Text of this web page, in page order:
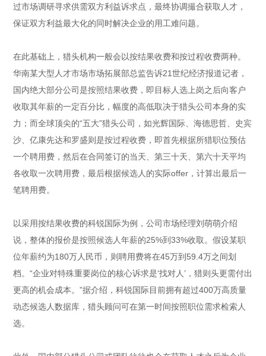
过市场调研寻求供需双方利益诉求点，最终协调撮合获取人才，
保证双方利益最大化的同时解决企业的用工难问题。
在此基础上，猎头机构一般会以按结果收费和按过程收费两种。
华南某大型人才市场市场拓展部总监告诉21世纪经济报道记者，
国内绝大部分公司是按照结果收费，即目标人选上岗之后向客户
收取其年薪的一定百分比，幅度的高低取决于猎头公司本身的实
力；而全球顶尖的“五大”猎头公司，如光辉国际、海德思哲、史宾
沙、亿康先达和罗盛则是按过程收费，即首先根据所猎职位预估
一个聘用费，然后在合同签订的当天、第三十天、第六十天平均
各收取一次聘用费，最后根据候选人的实际offer，计算出最后一
笔聘用费。
以采用按结果收费的科锐国际为例，公司市场经理刘萌萌介绍
说，整体的报价是按照候选人年薪的25%到33%收取。假设某职
位年薪约为180万人民币，则聘用费将在45万到59.4万之间划
档。“企业对特殊重要岗位的核心诉求是‘找对人’，猎则头更需付出
更高的机会成本。”据介绍，科锐国际目前拥有超过400万高质量
动态候选人数据库，猎头顾问可在第一时间按照职位需求检索人
选。